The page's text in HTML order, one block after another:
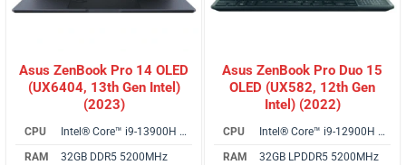
Asus ZenBook Pro 14 OLED
(UX6404, 13th Gen Intel)
(2023)
CPU
Intel® Core™ i9-13900H vPro
RAM
32GB DDR5 5200MHz
Asus ZenBook Pro Duo 15
OLED (UX582, 12th Gen
Intel) (2022)
CPU
Intel® Core™ i9-12900H vPro
RAM
32GB LPDDR5 5200MHz